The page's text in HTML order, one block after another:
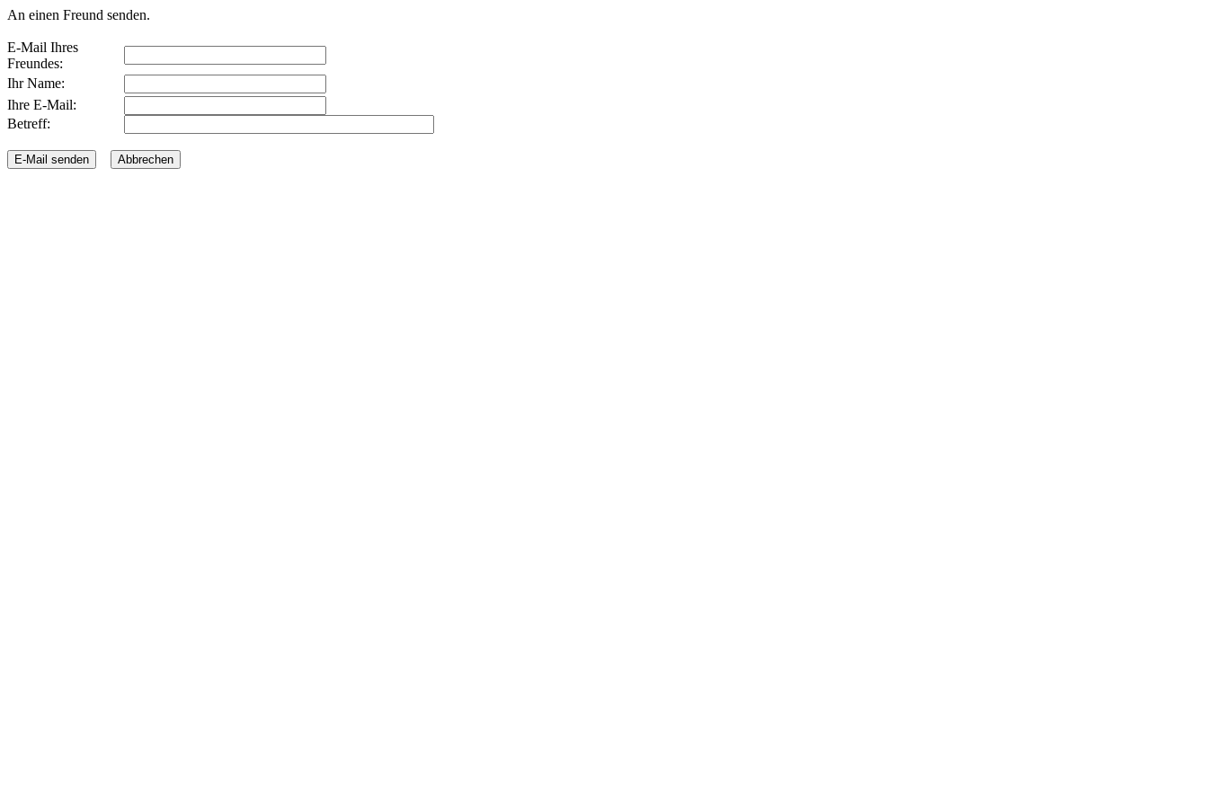
An einen Freund senden.
E-Mail Ihres
Freundes:
Ihr Name:
Ihre E-Mail:
Betreff: